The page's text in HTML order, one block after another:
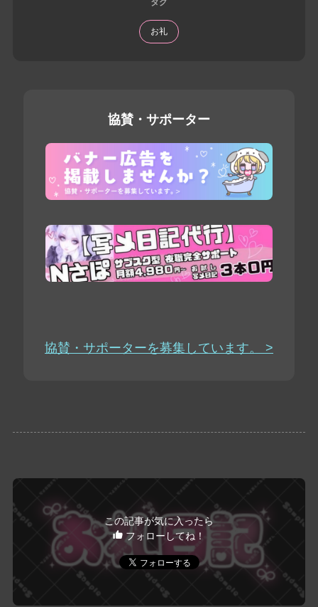
お礼
協賛・サポーター
協賛・サポーターを募集しています。 >
この記事が気に入ったら
フォローしてね！